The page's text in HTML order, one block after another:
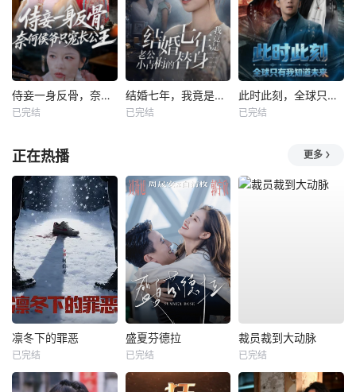
侍妾一身反骨，奈何侯爷只宠长公主
已完结
结婚七年，我竟是老公小青梅的替身
已完结
此时此刻，全球只有我知道未来
已完结
正在热播 更多
凛冬下的罪恶
已完结
盛夏芬德拉
已完结
裁员裁到大动脉
已完结